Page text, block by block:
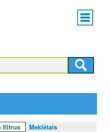
Main
menu
filtrus
Meklētais